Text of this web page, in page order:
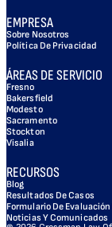
EMPRESA
Sobre Nosotros
Política De Privacidad
ÁREAS DE SERVICIO
Fresno
Bakersfield
Modesto
Sacramento
Stockton
Visalia
RECURSOS
Blog
Resultados De Casos
Formulario De Evaluación
Noticias Y Comunicados